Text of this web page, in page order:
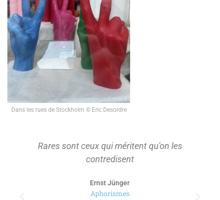
Dans les rues de Stockholm © Eric Desordre
Rares sont ceux qui méritent qu'on les
contredisent
Ernst Jünger
Aphorismes